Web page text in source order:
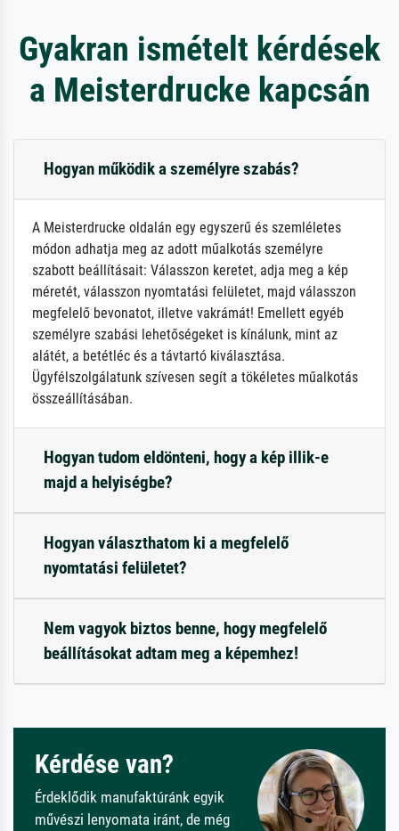
Gyakran ismételt kérdések
a Meisterdrucke kapcsán
Hogyan működik a személyre szabás?
A Meisterdrucke oldalán egy egyszerű és szemléletes
módon adhatja meg az adott műalkotás személyre
szabott beállításait: Válasszon keretet, adja meg a kép
méretét, válasszon nyomtatási felületet, majd válasszon
megfelelő bevonatot, illetve vakrámát! Emellett egyéb
személyre szabási lehetőségeket is kínálunk, mint az
alátét, a betétléc és a távtartó kiválasztása.
Ügyfélszolgálatunk szívesen segít a tökéletes műalkotás
összeállításában.
Hogyan tudom eldönteni, hogy a kép illik-e
majd a helyiségbe?
Hogyan választhatom ki a megfelelő
nyomtatási felületet?
Nem vagyok biztos benne, hogy megfelelő
beállításokat adtam meg a képemhez!
Kérdése van?
Érdeklődik manufaktúránk egyik
művészi lenyomata iránt, de még